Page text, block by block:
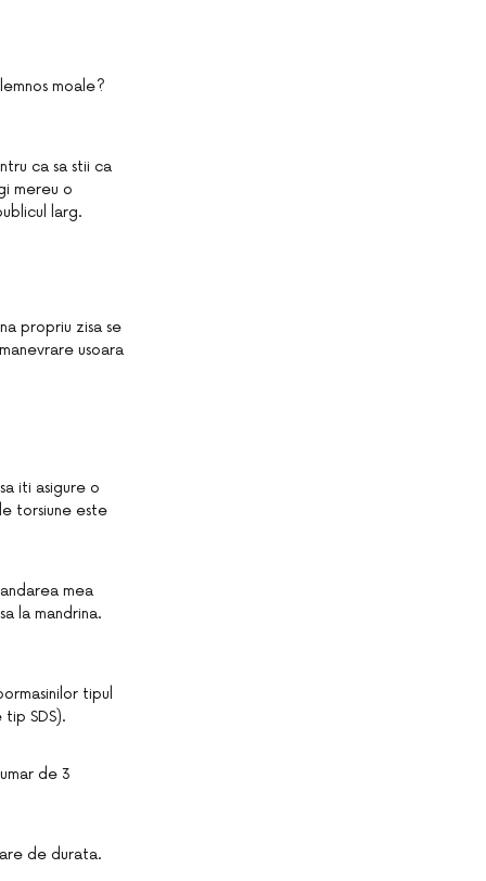
moale?
ca sa stii ca
mereu o
larg.
propriu zisa se
usoara
iti asigure o
torsiune este
mea
la mandrina.
tipul
SDS).
de 3
de durata.